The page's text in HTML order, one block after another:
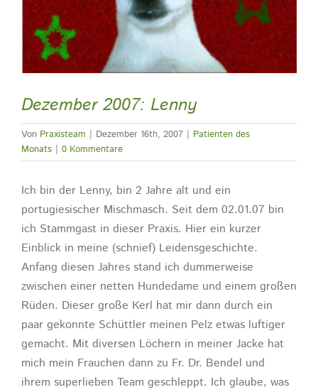
Dezember 2007: Lenny
Von Praxisteam | Dezember 16th, 2007 | Patienten des
Monats | 0 Kommentare
Ich bin der Lenny, bin 2 Jahre alt und ein
portugiesischer Mischmasch. Seit dem 02.01.07 bin
ich Stammgast in dieser Praxis. Hier ein kurzer
Einblick in meine (schnief) Leidensgeschichte.
Anfang diesen Jahres stand ich dummerweise
zwischen einer netten Hundedame und einem großen
Rüden. Dieser große Kerl hat mir dann durch ein
paar gekonnte Schüttler meinen Pelz etwas luftiger
gemacht. Mit diversen Löchern in meiner Jacke hat
mich mein Frauchen dann zu Fr. Dr. Bendel und
ihrem superlieben Team geschleppt. Ich glaube, was